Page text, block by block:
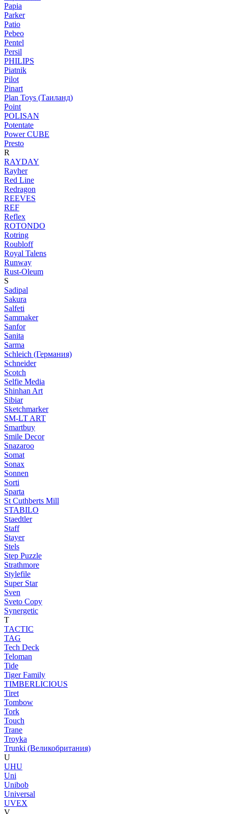
Papia
Parker
Patio
Pebeo
Pentel
Persil
PHILIPS
Piatnik
Pilot
Pinart
Plan Toys (Таиланд)
Point
POLISAN
Potentate
Power CUBE
Presto
R
RAYDAY
Rayher
Red Line
Redragon
REEVES
REF
Reflex
ROTONDO
Rotring
Roubloff
Royal Talens
Runway
Rust-Oleum
S
Sadipal
Sakura
Salfeti
Sammaker
Sanfor
Sanita
Sarma
Schleich (Германия)
Schneider
Scotch
Selfie Media
Shinhan Art
Sibiar
Sketchmarker
SM-LT ART
Smartbuy
Smile Decor
Snazaroo
Somat
Sonax
Sonnen
Sorti
Sparta
St Cuthberts Mill
STABILO
Staedtler
Staff
Stayer
Stels
Step Puzzle
Strathmore
Stylefile
Super Star
Sven
Sveto Copy
Synergetic
T
TACTIC
TAG
Tech Deck
Teloman
Tide
Tiger Family
TIMBERLICIOUS
Tiret
Tombow
Tork
Touch
Trane
Troyka
Trunki (Великобритания)
U
UHU
Uni
Unibob
Universal
UVEX
V